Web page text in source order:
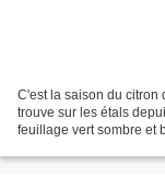
C'est la saison du citron
trouve sur les étals
feuillage vert sombre et